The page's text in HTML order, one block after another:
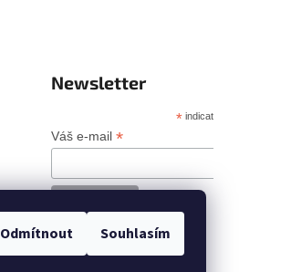
Odmítnout Souhlasím
Newsletter
*indicates required
Váš e-mail *